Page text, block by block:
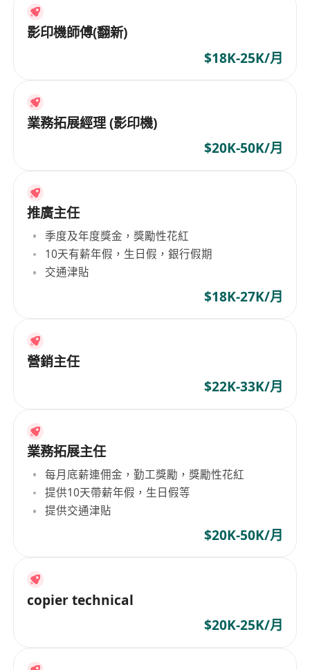
影印機師傅(翻新)
$18K-25K/月
業務拓展經理 (影印機)
$20K-50K/月
推廣主任
季度及年度獎金，獎勵性花紅
10天有薪年假，生日假，銀行假期
交通津貼
$18K-27K/月
營銷主任
$22K-33K/月
業務拓展主任
每月底薪連佣金，勤工獎勵，獎勵性花紅
提供10天帶薪年假，生日假等
提供交通津貼
$20K-50K/月
copier technical
$20K-25K/月